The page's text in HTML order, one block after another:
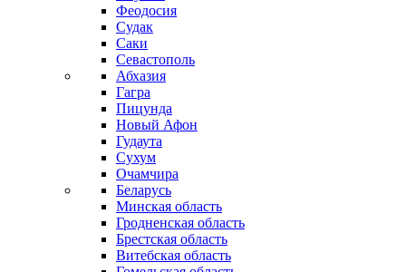
Феодосия
Судак
Саки
Севастополь
Абхазия
Гагра
Пицунда
Новый Афон
Гудаута
Сухум
Очамчира
Беларусь
Минская область
Гродненская область
Брестская область
Витебская область